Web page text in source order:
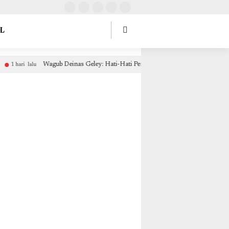
{ theme: "light", lang: "id" }, }); });
1 hari lalu Wagub Deinas Geley: Hati-Hati Penipuan Berkedok Pemekaran,